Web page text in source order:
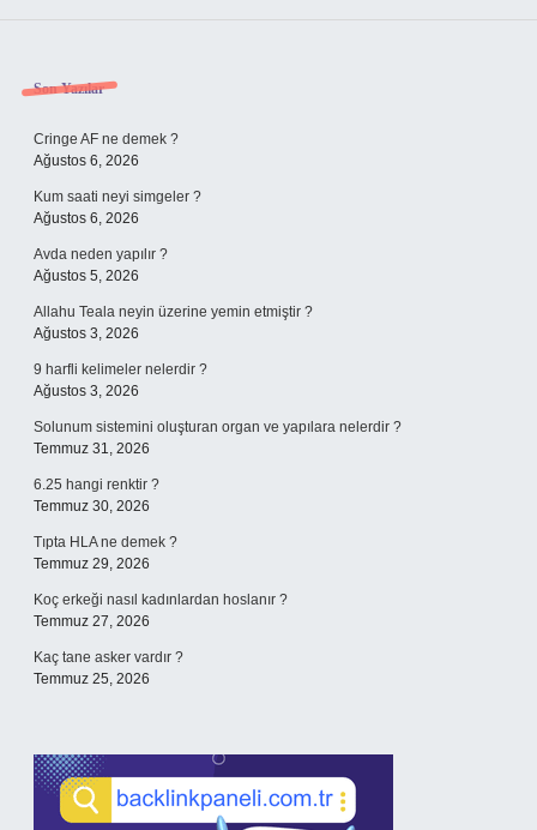
Sidebar
Son Yazılar
Cringe AF ne demek ?
Ağustos 6, 2026
Kum saati neyi simgeler ?
Ağustos 6, 2026
Avda neden yapılır ?
Ağustos 5, 2026
Allahu Teala neyin üzerine yemin etmiştir ?
Ağustos 3, 2026
9 harfli kelimeler nelerdir ?
Ağustos 3, 2026
Solunum sistemini oluşturan organ ve yapılara nelerdir ?
Temmuz 31, 2026
6.25 hangi renktir ?
Temmuz 30, 2026
Tıpta HLA ne demek ?
Temmuz 29, 2026
Koç erkeği nasıl kadınlardan hoslanır ?
Temmuz 27, 2026
Kaç tane asker vardır ?
Temmuz 25, 2026